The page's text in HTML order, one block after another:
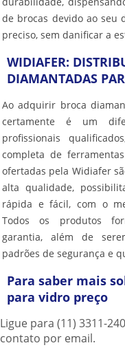
de brocas devido ao seu
preciso, sem danificar a
WIDIAFER:
DIAMANTADAS
Ao adquirir broca
certamente é um
profissionais
completa de
ofertadas pela Widiafer
alta qualidade,
rápida e fácil, com o
Todos os produtos
garantia, além de
padrões de segurança e
Para saber mais
para vidro preço
Ligue para (11) 3311-
contato por email.